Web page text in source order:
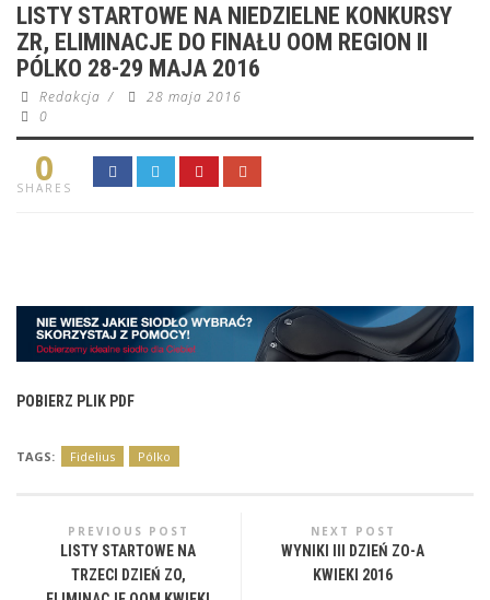
LISTY STARTOWE NA NIEDZIELNE KONKURSY
ZR, ELIMINACJE DO FINAŁU OOM REGION II
PÓLKO 28-29 MAJA 2016
Redakcja /
28 maja 2016
0
0
SHARES
POBIERZ PLIK PDF
TAGS: Fidelius Pólko
PREVIOUS POST
LISTY STARTOWE NA
TRZECI DZIEŃ ZO,
NEXT POST
WYNIKI III DZIEŃ ZO-A
KWIEKI 2016